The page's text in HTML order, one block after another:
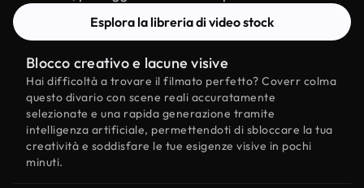
Esplora la libreria di video stock
Blocco creativo e lacune visive
Hai difficoltà a trovare il filmato perfetto? Coverr colma
questo divario con scene reali accuratamente
selezionate e una rapida generazione tramite
intelligenza artificiale, permettendoti di sbloccare la tua
creatività e soddisfare le tue esigenze visive in pochi
minuti.